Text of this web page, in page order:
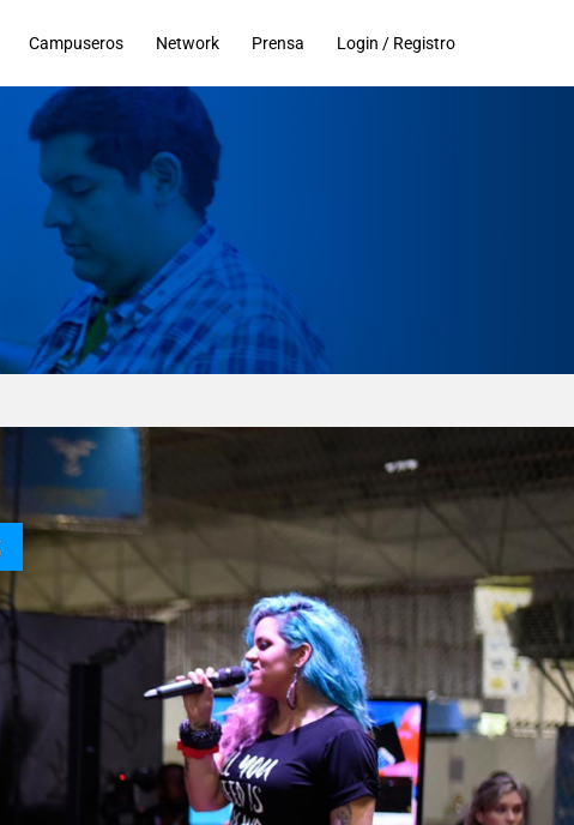
Campuseros Network Prensa Login / Registro